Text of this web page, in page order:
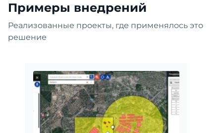
Примеры внедрений
Реализованные проекты, где применялось это
решение